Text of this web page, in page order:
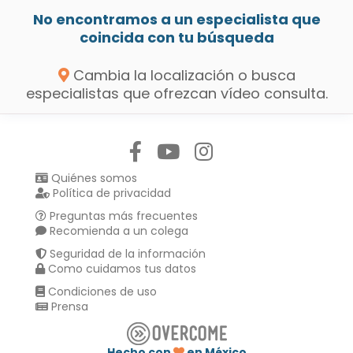
No encontramos a un especialista que
coincida con tu búsqueda
Cambia la localización o busca
especialistas que ofrezcan vídeo consulta.
Quiénes somos
Política de privacidad
Preguntas más frecuentes
Recomienda a un colega
Seguridad de la información
Como cuidamos tus datos
Condiciones de uso
Prensa